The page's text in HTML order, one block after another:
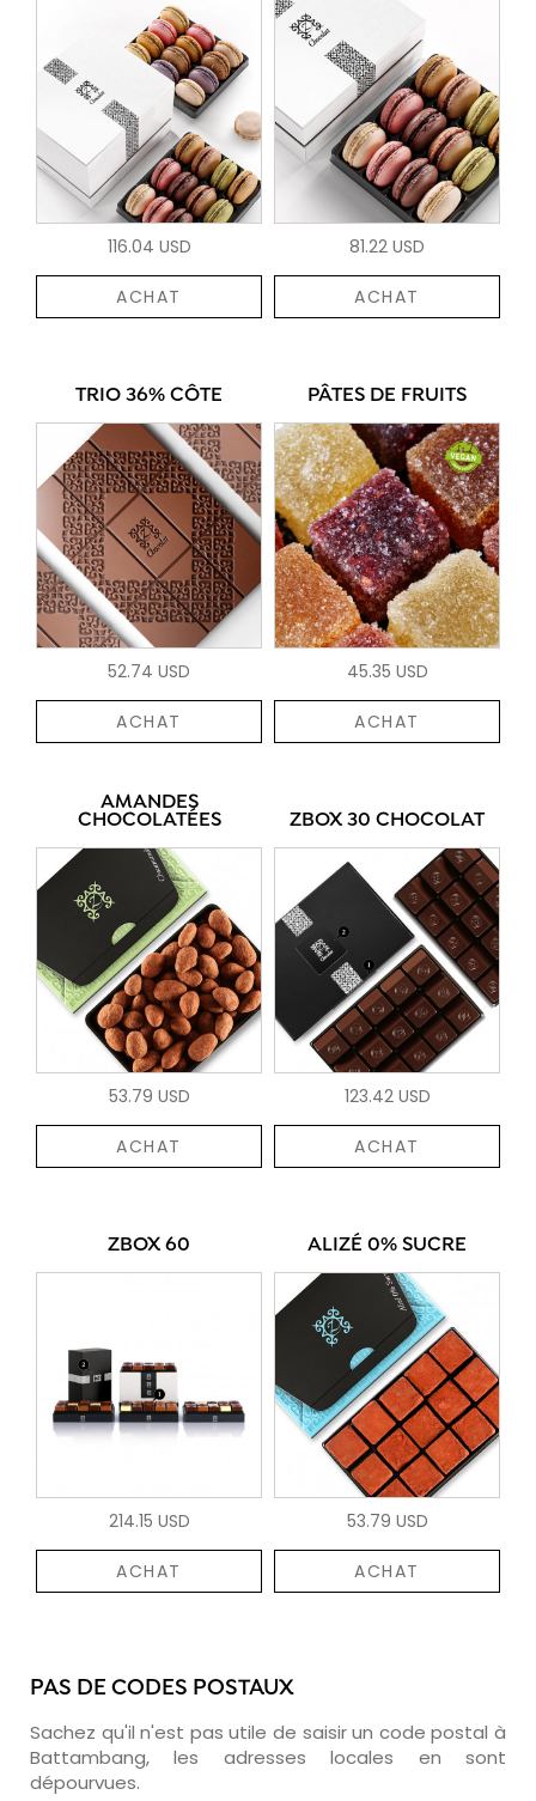
116.04 USD
ACHAT
81.22 USD
ACHAT
TRIO 36% CÔTE
52.74 USD
ACHAT
PÂTES DE FRUITS
45.35 USD
ACHAT
AMANDES
CHOCOLATÉES
53.79 USD
ACHAT
ZBOX 30 CHOCOLAT
123.42 USD
ACHAT
ZBOX 60
214.15 USD
ACHAT
ALIZÉ 0% SUCRE
53.79 USD
ACHAT
PAS DE CODES POSTAUX
Sachez qu'il n'est pas utile de saisir un code postal à
Battambang, les adresses locales en sont
dépourvues.